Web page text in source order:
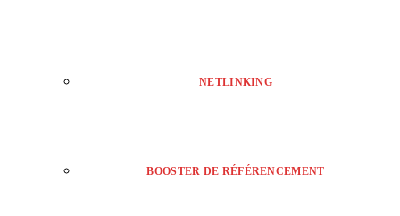
NETLINKING
BOOSTER DE RÉFÉRENCEMENT